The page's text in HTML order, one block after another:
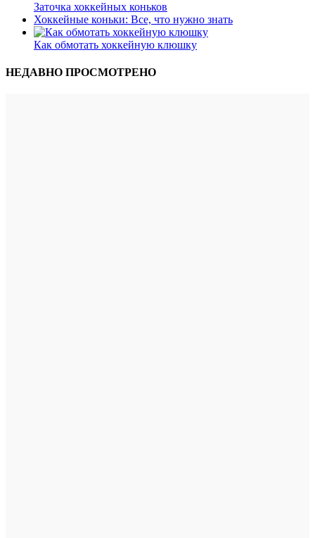
Заточка хоккейных коньков
Хоккейные коньки: Все, что нужно знать
Как обмотать хоккейную клюшку
НЕДАВНО ПРОСМОТРЕНО